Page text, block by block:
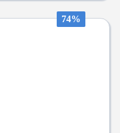
74%